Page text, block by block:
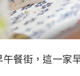
餐街，這一家